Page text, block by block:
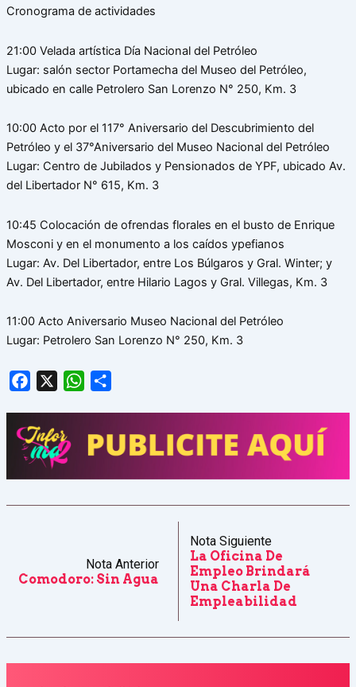
Cronograma de actividades
21:00 Velada artística Día Nacional del Petróleo
Lugar: salón sector Portamecha del Museo del Petróleo,
ubicado en calle Petrolero San Lorenzo N° 250, Km. 3
10:00 Acto por el 117° Aniversario del Descubrimiento del
Petróleo y el 37°Aniversario del Museo Nacional del Petróleo
Lugar: Centro de Jubilados y Pensionados de YPF, ubicado Av.
del Libertador N° 615, Km. 3
10:45 Colocación de ofrendas florales en el busto de Enrique
Mosconi y en el monumento a los caídos ypefianos
Lugar: Av. Del Libertador, entre Los Búlgaros y Gral. Winter; y
Av. Del Libertador, entre Hilario Lagos y Gral. Villegas, Km. 3
11:00 Acto Aniversario Museo Nacional del Petróleo
Lugar: Petrolero San Lorenzo N° 250, Km. 3
Facebook WhatsApp
Nota Anterior
Comodoro: Sin Agua
Nota Siguiente
La Oficina De
Empleo Brindará
Una Charla De
Empleabilidad